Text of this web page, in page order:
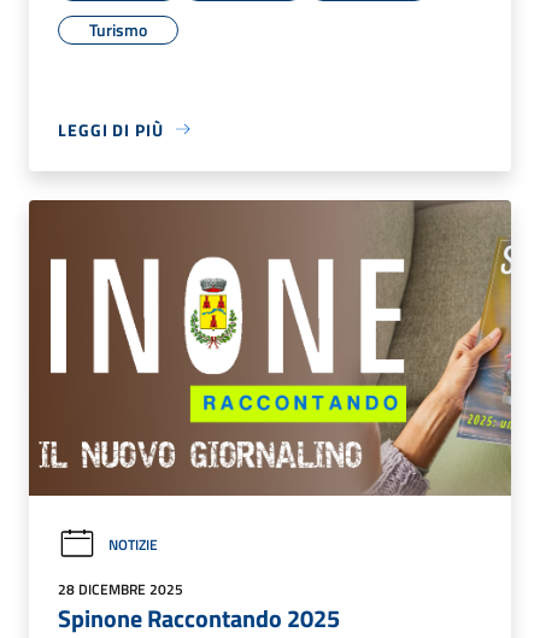
Turismo
LEGGI DI PIÙ
NOTIZIE
28 DICEMBRE 2025
Spinone Raccontando 2025